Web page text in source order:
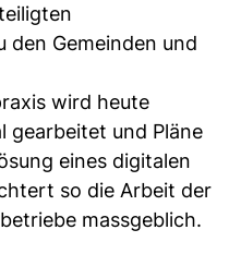
den Gemeinden und
wird heute
gearbeitet und Pläne
eines digitalen
so die Arbeit der
massgeblich.